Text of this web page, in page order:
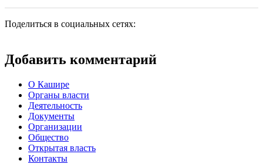
Поделиться в социальных сетях:
Добавить комментарий
О Кашире
Органы власти
Деятельность
Документы
Организации
Общество
Открытая власть
Контакты